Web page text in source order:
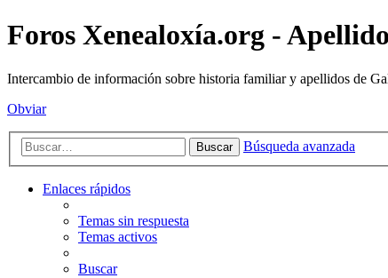
Foros Xenealoxía.org -
Intercambio de información sobre historia familiar y apellidos de
Obviar
Buscar Búsqueda avanzada
Enlaces rápidos
Temas sin respuesta
Temas activos
Buscar